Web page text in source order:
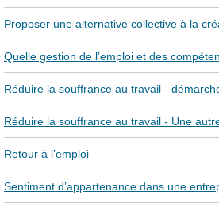
Proposer une alternative collective à la
Quelle gestion de l’emploi et des
Réduire la souffrance au travail -
Réduire la souffrance au travail - Une
Retour à l’emploi
Sentiment d’appartenance dans une